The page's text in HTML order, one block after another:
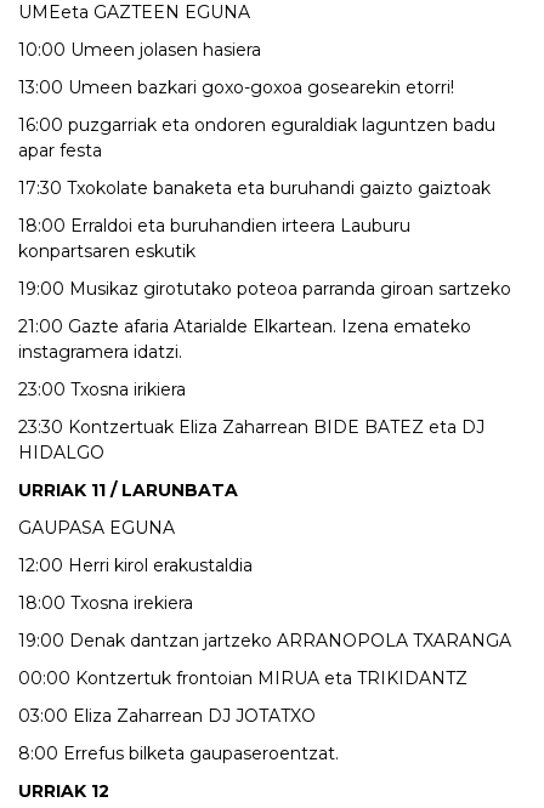
UMEeta GAZTEEN EGUNA
10:00 Umeen jolasen hasiera
13:00 Umeen bazkari goxo-goxoa gosearekin etorri!
16:00 puzgarriak eta ondoren eguraldiak laguntzen badu
apar festa
17:30 Txokolate banaketa eta buruhandi gaizto gaiztoak
18:00 Erraldoi eta buruhandien irteera Lauburu
konpartsaren eskutik
19:00 Musikaz girotutako poteoa parranda giroan sartzeko
21:00 Gazte afaria Atarialde Elkartean. Izena emateko
instagramera idatzi.
23:00 Txosna irikiera
23:30 Kontzertuak Eliza Zaharrean BIDE BATEZ eta DJ
HIDALGO
URRIAK 11 / LARUNBATA
GAUPASA EGUNA
12:00 Herri kirol erakustaldia
18:00 Txosna irekiera
19:00 Denak dantzan jartzeko ARRANOPOLA TXARANGA
00:00 Kontzertuk frontoian MIRUA eta TRIKIDANTZ
03:00 Eliza Zaharrean DJ JOTATXO
8:00 Errefus bilketa gaupaseroentzat.
URRIAK 12